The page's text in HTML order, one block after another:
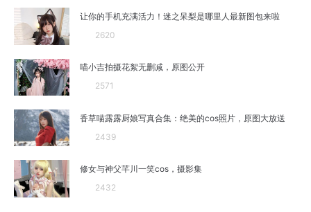
让你的手机充满活力！迷之呆梨是哪里人最新图包来啦
2620
喵小吉拍摄花絮无删减，原图公开
2571
香草喵露露厨娘写真合集：绝美的cos照片，原图大放送
2439
修女与神父芊川一笑cos，摄影集
2432